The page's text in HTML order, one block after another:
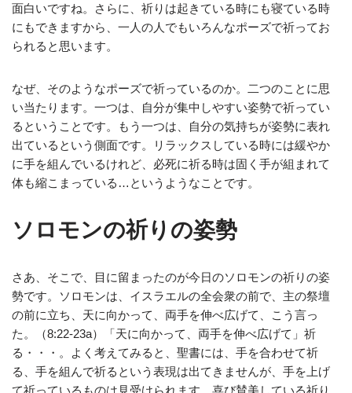
面白いですね。さらに、祈りは起きている時にも寝ている時
にもできますから、一人の人でもいろんなポーズで祈ってお
られると思います。
なぜ、そのようなポーズで祈っているのか。二つのことに思
い当たります。一つは、自分が集中しやすい姿勢で祈ってい
るということです。もう一つは、自分の気持ちが姿勢に表れ
出ているという側面です。リラックスしている時には緩やか
に手を組んでいるけれど、必死に祈る時は固く手が組まれて
体も縮こまっている…というようなことです。
ソロモンの祈りの姿勢
さあ、そこで、目に留まったのが今日のソロモンの祈りの姿
勢です。ソロモンは、イスラエルの全会衆の前で、主の祭壇
の前に立ち、天に向かって、両手を伸べ広げて、こう言っ
た。（8:22-23a）「天に向かって、両手を伸べ広げて」祈
る・・・。よく考えてみると、聖書には、手を合わせて祈
る、手を組んで祈るという表現は出てきませんが、手を上げ
て祈っているものは見受けられます。喜び賛美している祈り